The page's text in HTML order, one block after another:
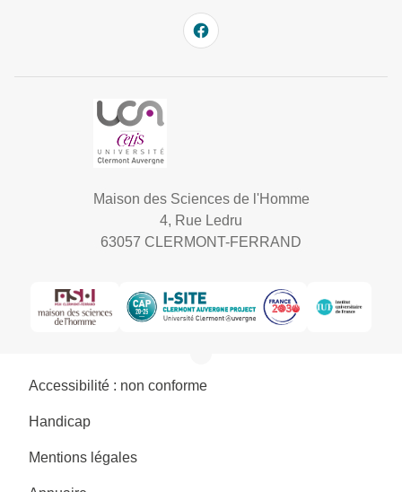
Maison des Sciences de l'Homme
4, Rue Ledru
63057 CLERMONT-FERRAND
Accessibilité : non conforme
Handicap
Mentions légales